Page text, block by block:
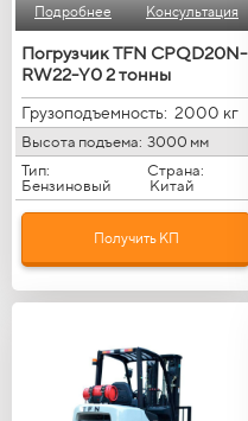
Подробнее Консультация
Погрузчик TFN CPQD20N-
RW22-Y0 2 тонны
Грузоподъемность: 2000 кг
Высота подъема: 3000 мм
Тип:
Бензиновый
Страна:
Китай
Получить КП